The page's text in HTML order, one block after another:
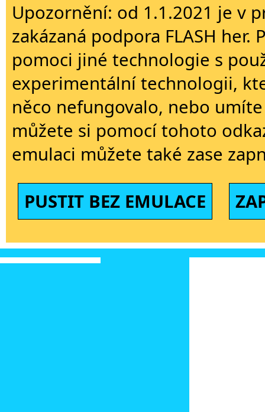
Upozornění: od 1.1.2021 je v
zakázaná podpora FLASH
pomoci jiné technologie s
experimentální technologii,
něco nefungovalo, nebo
můžete si pomocí tohoto
emulaci můžete také zase
PUSTIT BEZ EMULACE